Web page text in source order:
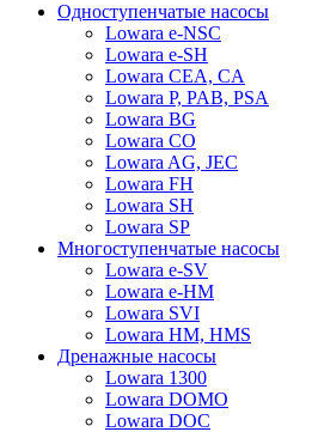
Одноступенчатые насосы
Lowara e-NSC
Lowara e-SH
Lowara CEA, CA
Lowara P, PAB, PSA
Lowara BG
Lowara CO
Lowara AG, JEC
Lowara FH
Lowara SH
Lowara SP
Многоступенчатые насосы
Lowara e-SV
Lowara e-HM
Lowara SVI
Lowara HM, HMS
Дренажные насосы
Lowara 1300
Lowara DOMO
Lowara DOC